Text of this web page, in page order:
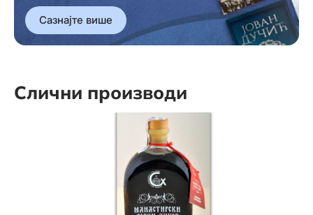
Сазнајте више
Слични производи